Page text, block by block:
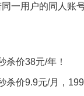
一用户的同人账
杀价38元/年！
价9.9元/月，199